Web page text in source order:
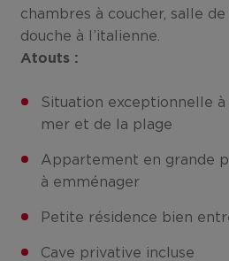
chambres à coucher, salle
douche à l’italienne.
Atouts :
Situation exceptionnelle à
mer et de la plage
Appartement en grande
à emménager
Petite résidence bien
Cave privative incluse